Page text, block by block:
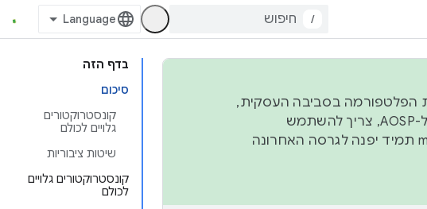
/
בדף הזה
סיכום
קונסטרוקטורים
גלויים לכולם
שיטות ציבוריות
קונסטרוקטורים גלויים
לכולם
יציבות הפלטפורמה בסביבה העסקית,
נפרסם קוד מקור ב-AOSP ברבעון השני וברבעון הרביעי. כדי ליצור ולתרום ל-AOSP, צריך להשתמש
manifest תמיד יפנה לגרסה האחרונה